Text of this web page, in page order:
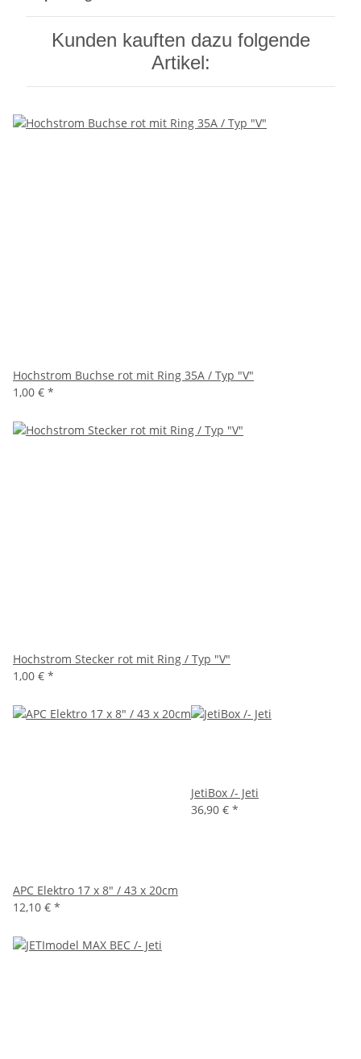
Kunden kauften dazu folgende
Artikel:
Hochstrom Buchse rot mit Ring 35A / Typ "V"
1,00 € *
Hochstrom Stecker rot mit Ring / Typ "V"
1,00 € *
APC Elektro 17 x 8" / 43 x 20cm
12,10 € *
JetiBox /- Jeti
36,90 € *